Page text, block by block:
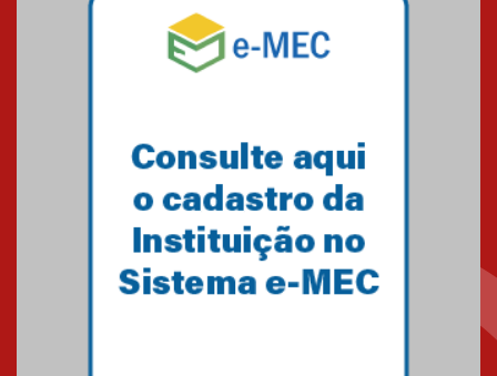
Mackenzie recepciona os
calouros do segundo semestre
Como o Colégio Mackenzie
Brasília prepara seus
estudantes para o PAS antes
mesmo do Ensino Médio